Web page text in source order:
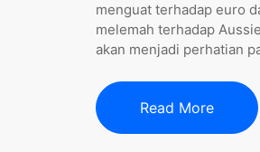
menguat terhadap euro
melemah terhadap
akan menjadi perhatian
Read More